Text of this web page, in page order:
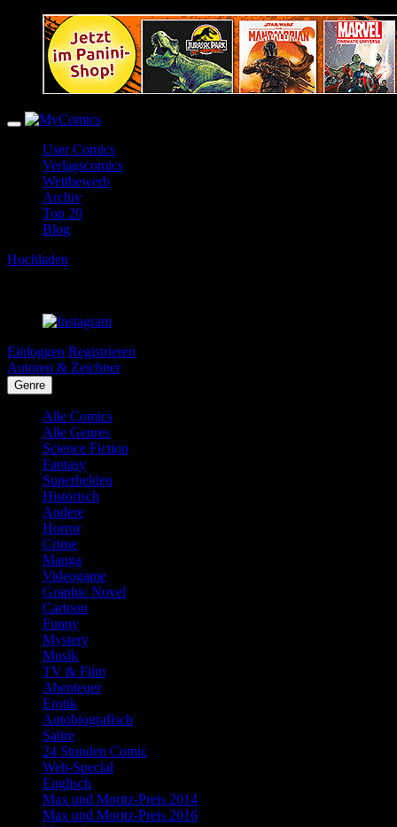
User Comics
Verlagscomics
Wettbewerb
Archiv
Top 20
Blog
Hochladen
Einloggen Registrieren
Autoren & Zeichner
Genre
Alle Comics
Alle Genres
Science Fiction
Fantasy
Superhelden
Historisch
Andere
Horror
Crime
Manga
Videogame
Graphic Novel
Cartoon
Funny
Mystery
Musik
TV & Film
Abenteuer
Erotik
Autobiografisch
Satire
24 Stunden Comic
Web-Special
Englisch
Max und Moritz-Preis 2014
Max und Moritz-Preis 2016